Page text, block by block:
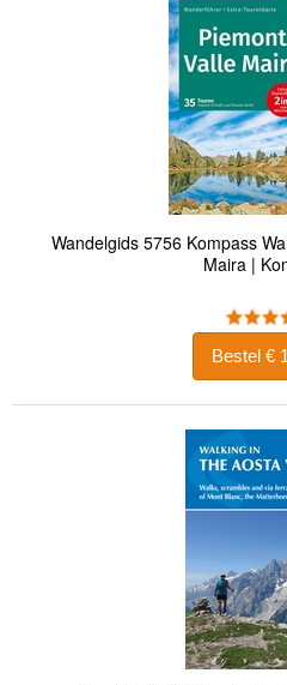
Wandelgids 5756 Kompass
Maira |